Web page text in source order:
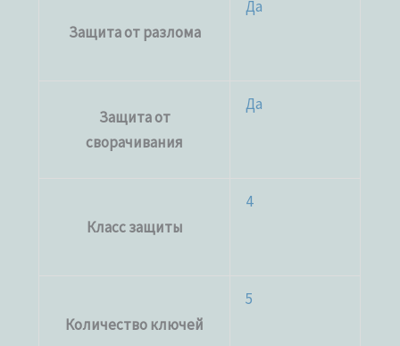
Защита от разлома
Да
Защита от
сворачивания
Да
Класс защиты
4
Количество ключей
5